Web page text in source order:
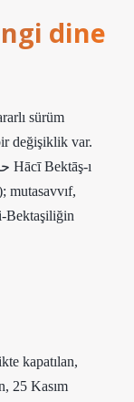
dine
sürüm
değişiklik var.
mutasavvıf,
Bektaşiliğin
kapatılan,
25 Kasım